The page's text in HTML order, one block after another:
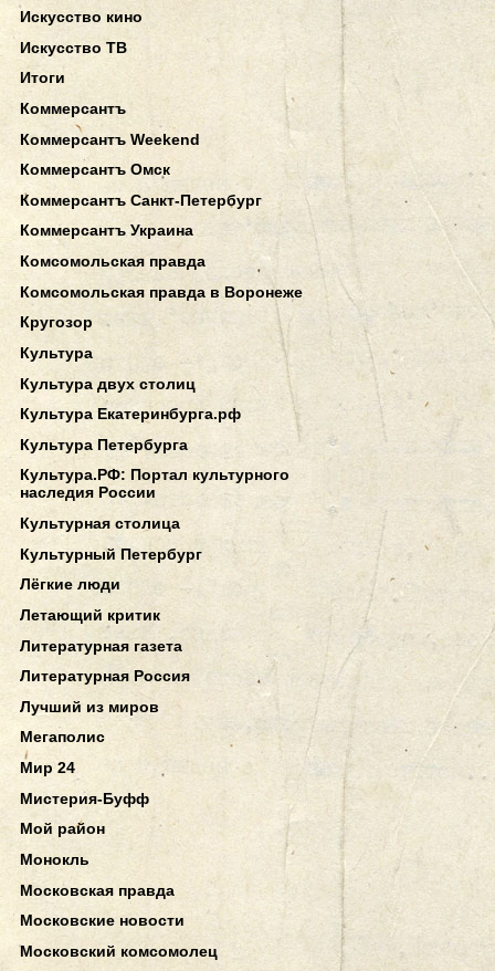
Искусство кино
Искусство ТВ
Итоги
Коммерсантъ
Коммерсантъ Weekend
Коммерсантъ Омск
Коммерсантъ Санкт-Петербург
Коммерсантъ Украина
Комсомольская правда
Комсомольская правда в Воронеже
Кругозор
Культура
Культура двух столиц
Культура Екатеринбурга.рф
Культура Петербурга
Культура.РФ: Портал культурного
наследия России
Культурная столица
Культурный Петербург
Лёгкие люди
Летающий критик
Литературная газета
Литературная Россия
Лучший из миров
Мегаполис
Мир 24
Мистерия-Буфф
Мой район
Монокль
Московская правда
Московские новости
Московский комсомолец